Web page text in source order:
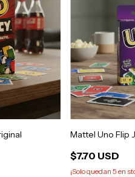
Mattel Uno Flip
$7.70 USD
¡Solo quedan 5 en